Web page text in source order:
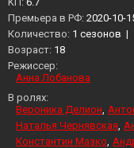
Премьера в РФ: 2020-10-
Количество: 1 сезонов |
Возраст: 18
Режиссер:
Анна Лобанова
В ролях:
Вероника Делион
Наталья Чернявская
Константин Мазко